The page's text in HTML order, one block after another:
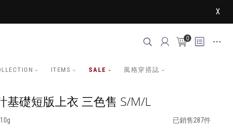
X
0
ITEMS SALE 風格穿搭誌
基礎短版上衣 三色售 S/M/L
已銷售287件